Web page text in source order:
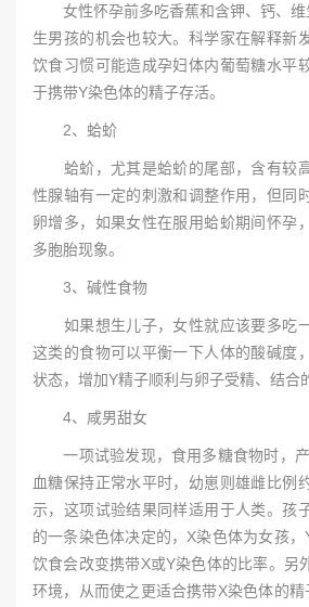
女性怀孕前多吃香蕉和含钾、钙、维
生男孩的机会也较大。科学家在解释新
饮食习惯可能造成孕妇体内葡萄糖水平
于携带Y染色体的精子存活。
2、蛤蚧
蛤蚧，尤其是蛤蚧的尾部，含有较
性腺轴有一定的刺激和调整作用，但同
卵增多，如果女性在服用蛤蚧期间怀孕
多胞胎现象。
3、碱性食物
如果想生儿子，女性就应该要多吃
这类的食物可以平衡一下人体的酸碱度
状态，增加Y精子顺利与卵子受精、结合
4、咸男甜女
一项试验发现，食用多糖食物时，产
血糖保持正常水平时，幼崽则雄雌比例
示，这项试验结果同样适用于人类。孩
的一条染色体决定的，X染色体为女孩
饮食会改变携带X或Y染色体的比率。另
环境，从而使之更适合携带X染色体的